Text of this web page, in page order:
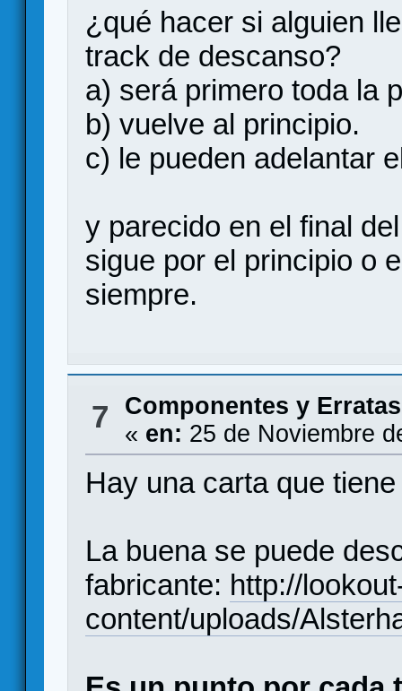
¿qué hacer si alguien
track de descanso?
a) será primero toda la
b) vuelve al principio.
c) le pueden adelantar
y parecido en el final
sigue por el principio o
siempre.
7 Componentes y Erratas
« en: 25 de Noviembre
Hay una carta que
La buena se puede
fabricante: http://
content/uploads/